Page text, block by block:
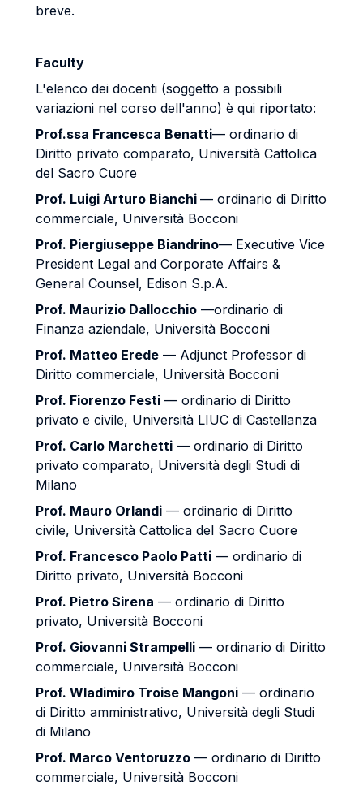
breve.
Faculty
L'elenco dei docenti (soggetto a possibili
variazioni nel corso dell'anno) è qui riportato:
Prof.ssa Francesca Benatti— ordinario di
Diritto privato comparato, Università Cattolica
del Sacro Cuore
Prof. Luigi Arturo Bianchi — ordinario di Diritto
commerciale, Università Bocconi
Prof. Piergiuseppe Biandrino— Executive Vice
President Legal and Corporate Affairs &
General Counsel, Edison S.p.A.
Prof. Maurizio Dallocchio —ordinario di
Finanza aziendale, Università Bocconi
Prof. Matteo Erede — Adjunct Professor di
Diritto commerciale, Università Bocconi
Prof. Fiorenzo Festi — ordinario di Diritto
privato e civile, Università LIUC di Castellanza
Prof. Carlo Marchetti — ordinario di Diritto
privato comparato, Università degli Studi di
Milano
Prof. Mauro Orlandi — ordinario di Diritto
civile, Università Cattolica del Sacro Cuore
Prof. Francesco Paolo Patti — ordinario di
Diritto privato, Università Bocconi
Prof. Pietro Sirena — ordinario di Diritto
privato, Università Bocconi
Prof. Giovanni Strampelli — ordinario di Diritto
commerciale, Università Bocconi
Prof. Wladimiro Troise Mangoni — ordinario
di Diritto amministrativo, Università degli Studi
di Milano
Prof. Marco Ventoruzzo — ordinario di Diritto
commerciale, Università Bocconi